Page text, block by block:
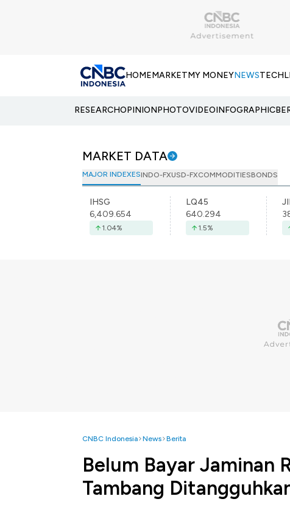
HOMEMARKETMY MONEYNEWSTECH
RESEARCHOPINIONPHOTOVIDEOINFOGRAPHIC
MARKET DATA
MAJOR INDEXESINDO-FXUSD-FXCOMMODITIESBONDS
IHSG
6,409.654
1.04%
LQ45
640.294
1.5%
JII
CNBC Indonesia News Berita
Belum Bayar Jaminan
Tambang